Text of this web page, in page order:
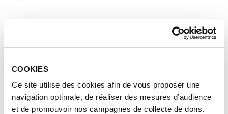
COOKIES
Ce site utilise des cookies afin de vous proposer une
navigation optimale, de réaliser des mesures d’audience
et de promouvoir nos campagnes de collecte de dons.